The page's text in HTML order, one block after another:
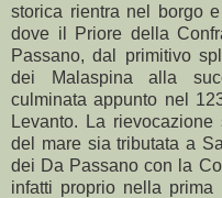
storica rientra nel borgo
dove il Priore della
Passano, dal primitivo
dei Malaspina alla
culminata appunto nel
Levanto. La
del mare sia tributata a
dei Da Passano con la
infatti proprio nella